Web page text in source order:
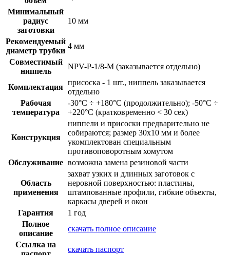
Минимальный
радиус
заготовки
10 мм
Рекомендуемый
диаметр трубки
4 мм
Совместимый
ниппель
NPV-P-1/8-M (заказывается отдельно)
Комплектация
присоска - 1 шт., ниппель заказывается
отдельно
Рабочая
температура
-30°C ÷ +180°C (продолжительно); -50°C ÷
+220°C (кратковременно < 30 сек)
Конструкция
ниппели и присоски предварительно не
собираются; размер 30x10 мм и более
укомплектован специальным
противоповоротным хомутом
Обслуживание возможна замена резиновой части
Область
применения
захват узких и длинных заготовок с
неровной поверхностью: пластины,
штампованные профили, гибкие объекты,
каркасы дверей и окон
Гарантия
1 год
Полное
описание
скачать полное описание
Ссылка на
скачать паспорт